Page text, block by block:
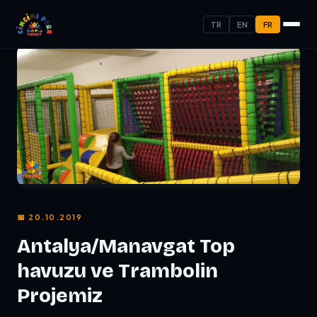
TR EN FR
📅 20.10.2019
Antalya/Manavgat Top
havuzu ve Trambolin
Projemiz